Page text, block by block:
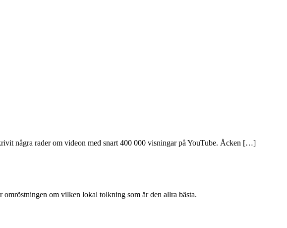
några rader om videon med snart 400 000 visningar på YouTube. Åcken […]
om vilken lokal tolkning som är den allra bästa.